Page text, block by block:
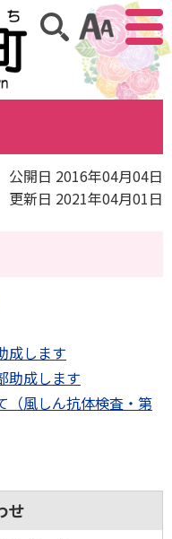
アクセ
サイト内検索
公開日 2016年04月04日
更新日 2021年04月01日
成します
助成します
（風しん抗体検査・第
せ